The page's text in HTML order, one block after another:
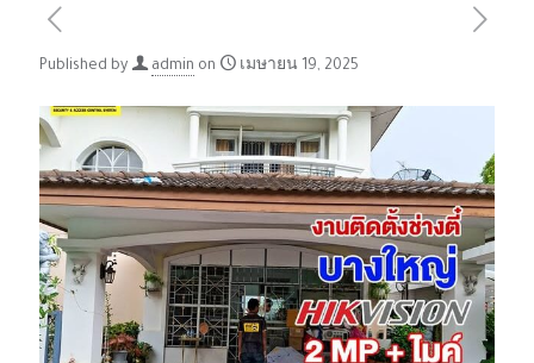
Published by admin on เมษายน 19, 2025